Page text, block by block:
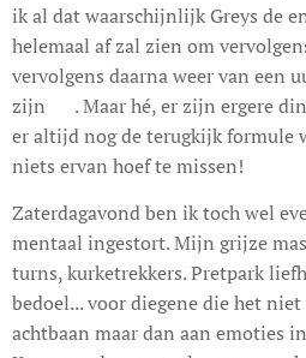
ik al dat waarschijnlijk Greys de
helemaal af zal zien om
vervolgens daarna weer van een
zijn 😊. Maar hé, er zijn ergere
er altijd nog de terugkijk formule
niets ervan hoef te missen!
Zaterdagavond ben ik toch wel
mentaal ingestort. Mijn grijze
turns, kurketrekkers. Pretpark
bedoel... voor diegene die het
achtbaan maar dan aan emoties